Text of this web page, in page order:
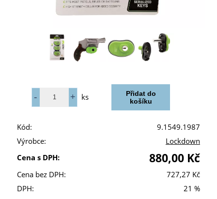
ks
Kód:
9.1549.1987
Výrobce:
Lockdown
Cena s DPH:
880,00 Kč
Cena bez DPH:
727,27 Kč
DPH:
21 %